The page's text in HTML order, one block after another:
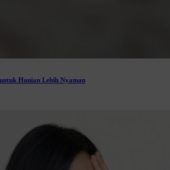
Hunian Lebih Nyaman